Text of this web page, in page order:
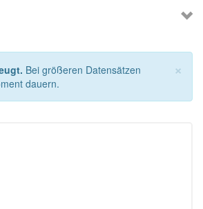
×
Bei größeren Datensätzen
dauern.